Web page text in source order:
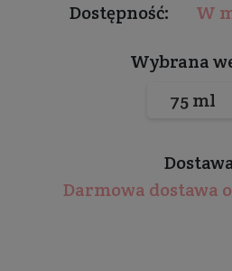
Dostępność:
W
Wybrana
75 ml
Darmowa dostawa